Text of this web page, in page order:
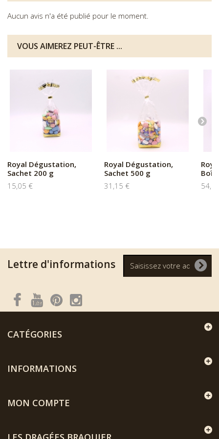
Aucun avis n'a été publié pour le moment.
VOUS AIMEREZ PEUT-ÊTRE ...
Royal Dégustation,
Sachet 200 g
15,05 €
Royal Dégustation,
Sachet 500 g
31,15 €
Lettre d'informations
CATÉGORIES
INFORMATIONS
MON COMPTE